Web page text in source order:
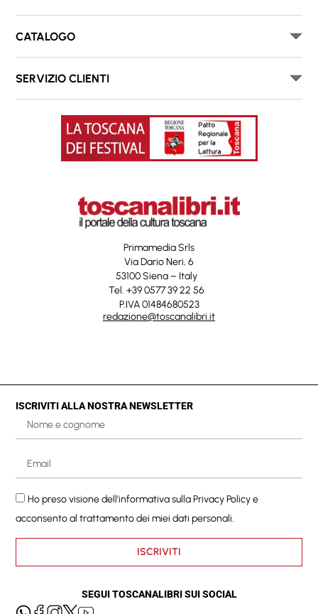
CATALOGO
SERVIZIO CLIENTI
Primamedia Srls
Via Dario Neri, 6
53100 Siena – Italy
Tel. +39 0577 39 22 56
P.IVA 01484680523
redazione@toscanalibri.it
ISCRIVITI ALLA NOSTRA NEWSLETTER
Ho preso visione dell'informativa sullaPrivacy Policye
acconsento al trattamento dei miei dati personali.
ISCRIVITI
SEGUI TOSCANALIBRI SUI SOCIAL